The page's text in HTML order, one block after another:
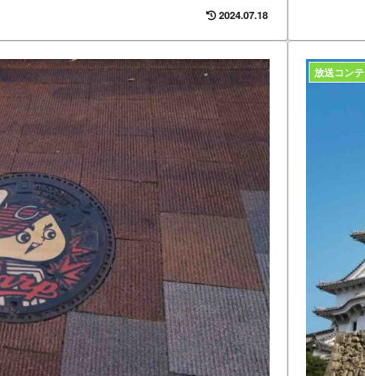
2024.07.18
放送コン